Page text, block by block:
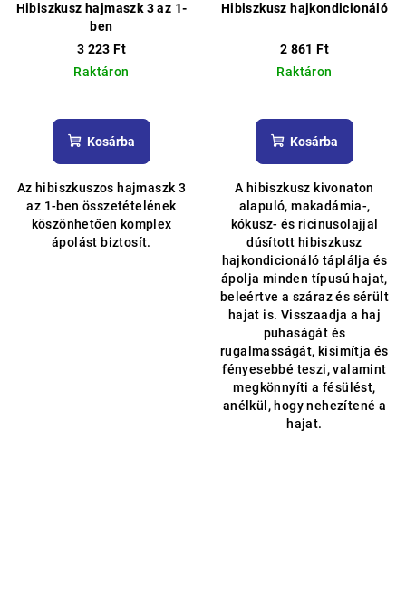
Hibiszkusz hajmaszk 3 az 1-
ben
3 223 Ft
Raktáron
Kosárba
Az hibiszkuszos hajmaszk 3
az 1-ben összetételének
köszönhetően komplex
ápolást biztosít.
Hibiszkusz hajkondicionáló
2 861 Ft
Raktáron
Kosárba
A hibiszkusz kivonaton
alapuló, makadámia-,
kókusz- és ricinusolajjal
dúsított hibiszkusz
hajkondicionáló táplálja és
ápolja minden típusú hajat,
beleértve a száraz és sérült
hajat is. Visszaadja a haj
puhaságát és
rugalmasságát, kisimítja és
fényesebbé teszi, valamint
megkönnyíti a fésülést,
anélkül, hogy nehezítené a
hajat.